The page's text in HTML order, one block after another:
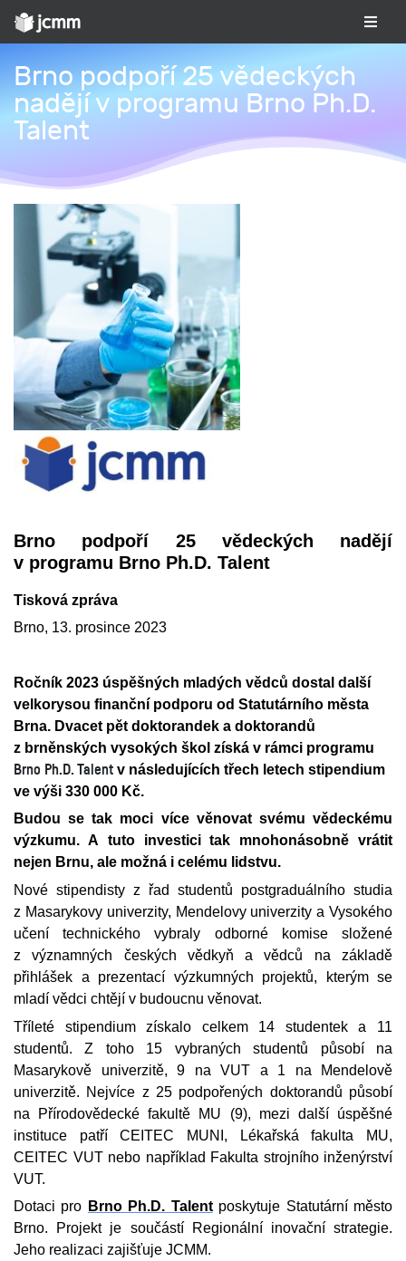
Brno podpoří 25 vědeckých
nadějí v programu Brno Ph.D.
Talent
Brno podpoří 25 vědeckých nadějí
v programu Brno Ph.D. Talent
Tisková zpráva
Brno, 13. prosince 2023
Ročník 2023 úspěšných mladých vědců dostal další
velkorysou finanční podporu od Statutárního města
Brna. Dvacet pět doktorandek a doktorandů
z brněnských vysokých škol získá v rámci programu
Brno Ph.D. Talent v následujících třech letech stipendium
ve výši 330 000 Kč.
Budou se tak moci více věnovat svému vědeckému
výzkumu. A tuto investici tak mnohonásobně vrátit
nejen Brnu, ale možná i celému lidstvu.
Nové stipendisty z řad studentů postgraduálního studia
z Masarykovy univerzity, Mendelovy univerzity a Vysokého
učení technického vybraly odborné komise složené
z významných českých vědkyň a vědců na základě
přihlášek a prezentací výzkumných projektů, kterým se
mladí vědci chtějí v budoucnu věnovat.
Tříleté stipendium získalo celkem 14 studentek a 11
studentů. Z toho 15 vybraných studentů působí na
Masarykově univerzitě, 9 na VUT a 1 na Mendelově
univerzitě. Nejvíce z 25 podpořených doktorandů působí
na Přírodovědecké fakultě MU (9), mezi další úspěšné
instituce patří CEITEC MUNI, Lékařská fakulta MU,
CEITEC VUT nebo například Fakulta strojního inženýrství
VUT.
Dotaci pro Brno Ph.D. Talentposkytuje Statutární město
Brno. Projekt je součástí Regionální inovační strategie.
Jeho realizaci zajišťuje JCMM.